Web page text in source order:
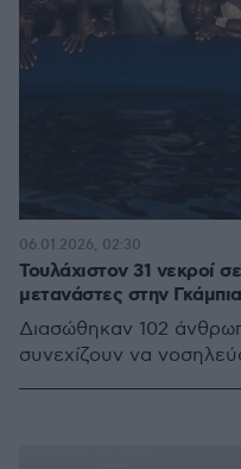
Τουλάχιστον 31 νεκροί
μετανάστες στην Γκάμπια
Διασώθηκαν 102
συνεχίζουν να
06.01.2026, 02:30